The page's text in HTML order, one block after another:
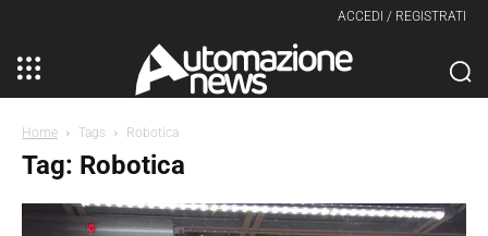
ACCEDI / REGISTRATI
Home Tags Robotica
Tag: Robotica